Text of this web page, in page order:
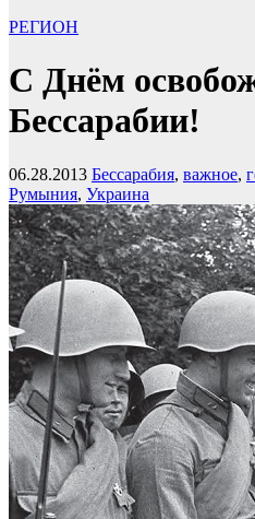
РЕГИОН
С Днём
Бессарабии!
06.28.2013 Бессарабия, важное,
Румыния, Украина